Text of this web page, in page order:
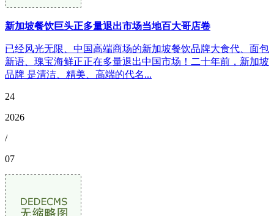
新加坡餐饮巨头正多量退出市场当地百大哥店卷
已经风光无限、中国高端商场的新加坡餐饮品牌大食代、面包
新语、瑰宝海鲜正正在多量退出中国市场！二十年前，新加坡
品牌 是清洁、精美、高端的代名...
24
2026
/
07